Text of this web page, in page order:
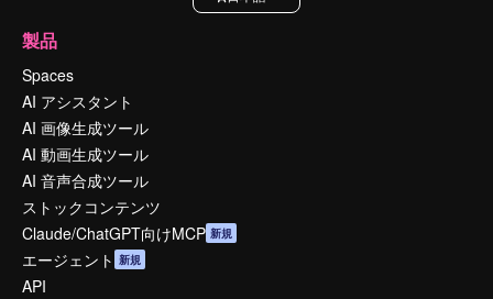
製品
Spaces
AI アシスタント
AI 画像生成ツール
AI 動画生成ツール
AI 音声合成ツール
ストックコンテンツ
Claude/ChatGPT向けMCP 新規
エージェント 新規
API